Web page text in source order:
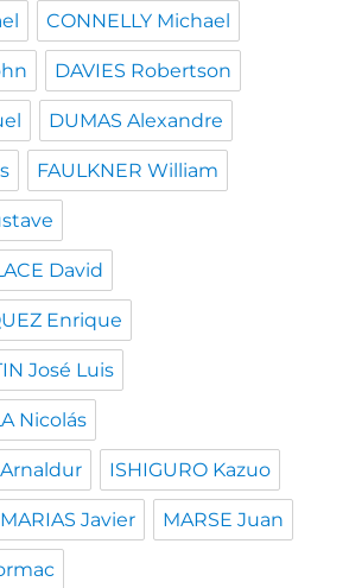
CONNELLY Michael
DAVIES Robertson
DUMAS Alexandre
FAULKNER William
David
Enrique
José Luis
Nicolás
ISHIGURO Kazuo
MARIAS Javier MARSE Juan